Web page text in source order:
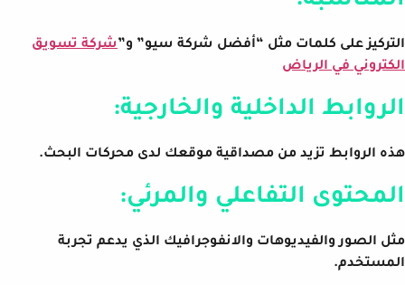
التركيز على كلمات مثل “أفضل شركة سيو” و”شركة تسويق
الكتروني في الرياض
الروابط الداخلية والخارجية:
هذه الروابط تزيد من مصداقية موقعك لدى محركات البحث.
المحتوى التفاعلي والمرئي:
مثل الصور والفيديوهات والانفوجرافيك الذي يدعم تجربة
المستخدم.